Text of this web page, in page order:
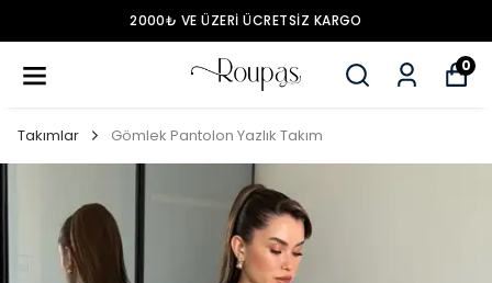
2000₺ VE ÜZERİ ÜCRETSİZ KARGO
0
Takımlar Gömlek Pantolon Yazlık Takım